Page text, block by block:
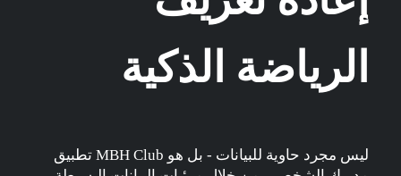
الرياضة الذكية
تطبيق MBH Club ليس مجرد حاوية للبيانات - بل هو